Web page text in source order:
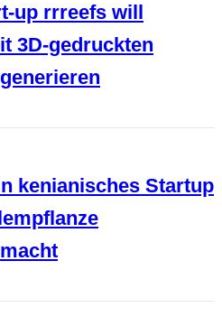
up rrreefs will
3D-gedruckten
kenianisches Startup